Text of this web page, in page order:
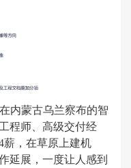
内蒙古乌兰察布的智
程师、高级交付经
薪，在草原上建机
延展，一度让人感到